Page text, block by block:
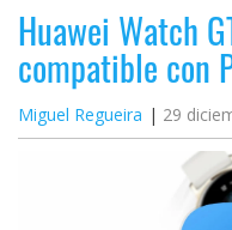
Ofertas
Apps
Huawei Watch
compatible con
Miguel Regueira 29